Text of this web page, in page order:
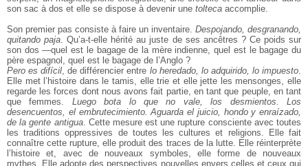
son sac à dos et elle se dispose à devenir une tolteca accomplie.
Son premier pas consiste à faire un inventaire. Despojando, desgranando,
quitando paja . Qu’a-t-elle hérité au juste de ses ancêtres ? Ce poids sur
son dos —quel est le bagage de la mère indienne, quel est le bagage du
père espagnol, quel est le bagage de l’Anglo ?
Pero es difícil , de différencier entre lo heredado, lo adquirido, lo impuesto
Elle met l’histoire dans le tamis, elle trie et elle jette les mensonges, elle
regarde les forces dont nous avons fait partie, en tant que peuple, en tant
que femmes. Luego bota lo que no vale, los desmientos. Los
desencuentos, el embrutecimiento. Aguarda el juicio, hondo y enraízado,
de la gente antigua. Cette mesure est une rupture consciente avec toutes
les traditions oppressives de toutes les cultures et religions. Elle fait
connaître cette rupture, elle produit des traces de la lutte. Elle réinterprète
l’histoire et, avec de nouveaux symboles, elle forme de nouveaux
mythes. Elle adopte des perspectives nouvelles envers celles et ceux qui